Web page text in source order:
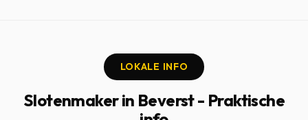
LOKALE INFO
Slotenmaker in Beverst - Praktische